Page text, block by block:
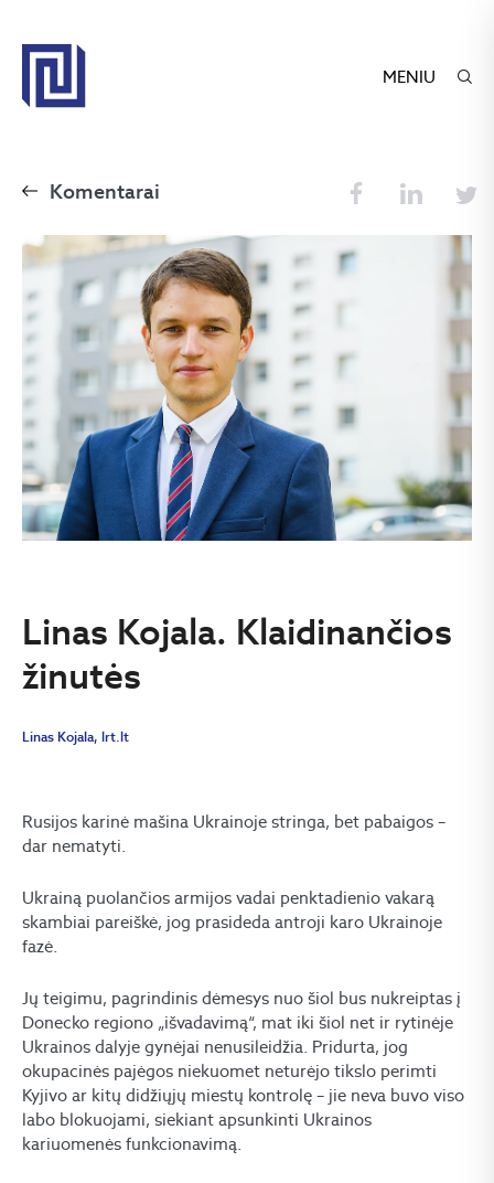
MENIU
Komentarai
Linas Kojala. Klaidinančios
žinutės
Linas Kojala, lrt.lt
Rusijos karinė mašina Ukrainoje stringa, bet pabaigos –
dar nematyti.
Ukrainą puolančios armijos vadai penktadienio vakarą
skambiai pareiškė, jog prasideda antroji karo Ukrainoje
fazė.
Jų teigimu, pagrindinis dėmesys nuo šiol bus nukreiptas į
Donecko regiono „išvadavimą“, mat iki šiol net ir rytinėje
Ukrainos dalyje gynėjai nenusileidžia. Pridurta, jog
okupacinės pajėgos niekuomet neturėjo tikslo perimti
Kyjivo ar kitų didžiųjų miestų kontrolę – jie neva buvo viso
labo blokuojami, siekiant apsunkinti Ukrainos
kariuomenės funkcionavimą.